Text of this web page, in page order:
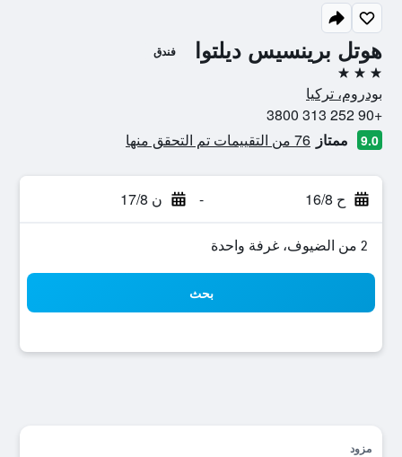
هوتل برينسيس ديلتوا فندق
3 نجوم
بودروم، تركيا
+90 252 313 3800
9.0 ممتاز 76 من التقييمات تم التحقق منها
ح 16/8 - ن 17/8
2 من الضيوف، غرفة واحدة
بحث
مزود